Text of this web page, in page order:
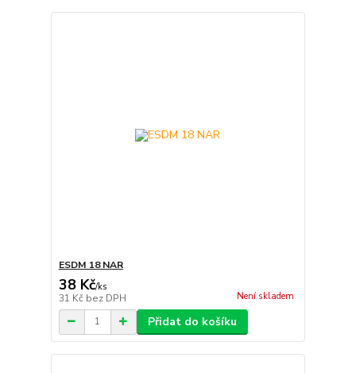
ESDM 18 NAR
38 Kč/ks
31 Kč bez DPH Není skladem
Přidat do košíku